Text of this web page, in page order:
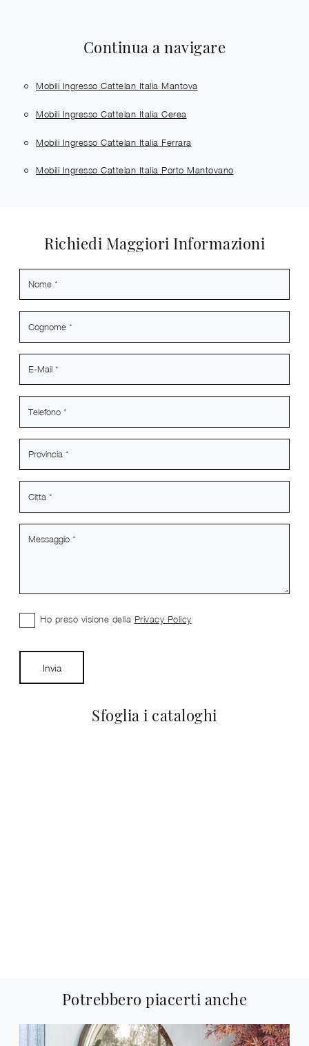
Continua a navigare
Mobili Ingresso Cattelan Italia Mantova
Mobili Ingresso Cattelan Italia Cerea
Mobili Ingresso Cattelan Italia Ferrara
Mobili Ingresso Cattelan Italia Porto Mantovano
Sfoglia i cataloghi
Richiedi Maggiori Informazioni
Ho preso visione della Privacy Policy
Invia
Potrebbero piacerti anche